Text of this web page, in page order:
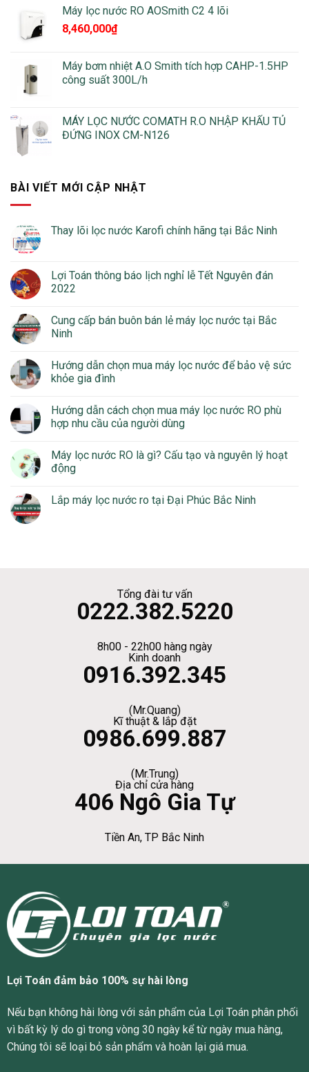
Máy lọc nước RO AOSmith C2 4 lõi
8,460,000₫
Máy bơm nhiệt A.O Smith tích hợp CAHP-1.5HP
công suất 300L/h
MÁY LỌC NƯỚC COMATH R.O NHẬP KHẨU TỦ
ĐỨNG INOX CM-N126
BÀI VIẾT MỚI CẬP NHẬT
Thay lõi lọc nước Karofi chính hãng tại Bắc Ninh
Lợi Toán thông báo lịch nghỉ lễ Tết Nguyên đán
2022
Cung cấp bán buôn bán lẻ máy lọc nước tại Bắc
Ninh
Hướng dẫn chọn mua máy lọc nước để bảo vệ sức
khỏe gia đình
Hướng dẫn cách chọn mua máy lọc nước RO phù
hợp nhu cầu của người dùng
Máy lọc nước RO là gì? Cấu tạo và nguyên lý hoạt
động
Lắp máy lọc nước ro tại Đại Phúc Bắc Ninh
Tổng đài tư vấn
0222.382.5220
8h00 - 22h00 hàng ngày
Kinh doanh
0916.392.345
(Mr.Quang)
Kĩ thuật & lắp đặt
0986.699.887
(Mr.Trung)
Địa chỉ cửa hàng
406 Ngô Gia Tự
Tiền An, TP Bắc Ninh
Lợi Toán đảm bảo 100% sự hài lòng
Nếu bạn không hài lòng với sản phẩm của Lợi Toán phân phối
vì bất kỳ lý do gì trong vòng 30 ngày kể từ ngày mua hàng,
Chúng tôi sẽ loại bỏ sản phẩm và hoàn lại giá mua.